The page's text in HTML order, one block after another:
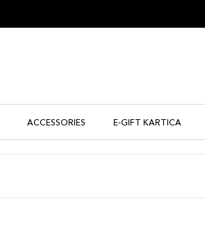
ACCESSORIES E-GIFT KARTICA